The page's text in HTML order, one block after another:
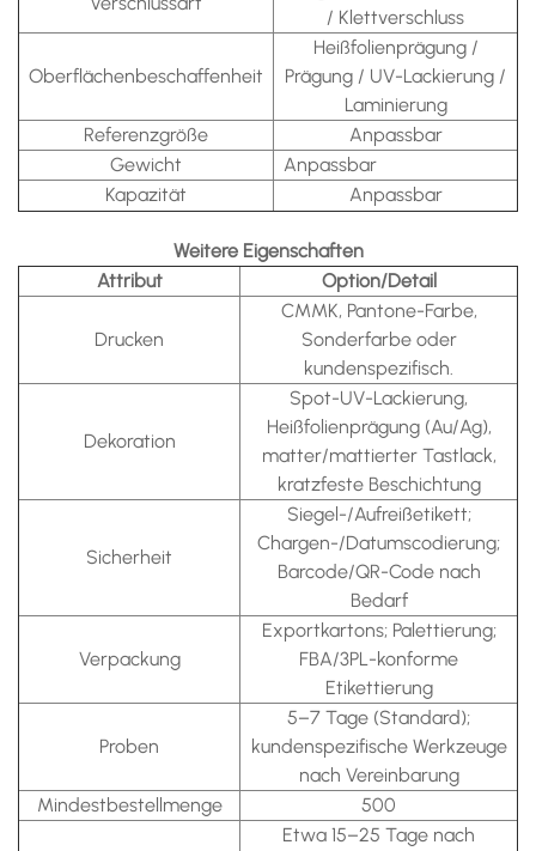
/ Klettverschluss
Oberflächenbeschaffenheit
Heißfolienprägung /
Prägung / UV-Lackierung /
Laminierung
Referenzgröße
Anpassbar
Gewicht
Anpassbar
Kapazität
Anpassbar
Weitere Eigenschaften
Attribut
Option/Detail
Drucken
CMMK, Pantone-Farbe,
Sonderfarbe oder
kundenspezifisch.
Dekoration
Spot-UV-Lackierung,
Heißfolienprägung (Au/Ag),
matter/mattierter Tastlack,
kratzfeste Beschichtung
Sicherheit
Siegel-/Aufreißetikett;
Chargen-/Datumscodierung;
Barcode/QR-Code nach
Bedarf
Verpackung
Exportkartons; Palettierung;
FBA/3PL-konforme
Etikettierung
Proben
5–7 Tage (Standard);
kundenspezifische Werkzeuge
nach Vereinbarung
Mindestbestellmenge
500
Etwa 15–25 Tage nach